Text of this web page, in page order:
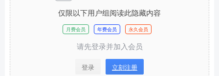
仅限以下用户组阅读此隐藏内容
月费会员 年费会员 永久会员
请先登录并加入会员
登录 立刻注册